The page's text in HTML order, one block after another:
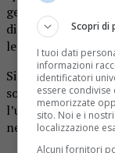
generalmente su
diritti di
legna).
Si tratta di diritti
sostentamento
l’unico elemento
necessari alla
Scopri di
I tuoi dati
informazioni
identificatori
essere
memorizzate
sito. Noi e i
localizzazione
Alcuni fornitori